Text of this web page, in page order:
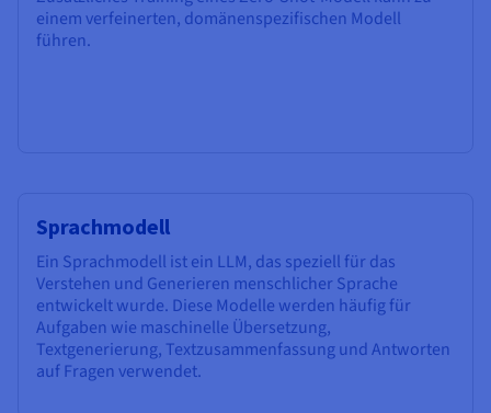
einem verfeinerten, domänenspezifischen Modell
führen.
Sprachmodell
Ein Sprachmodell ist ein LLM, das speziell für das
Verstehen und Generieren menschlicher Sprache
entwickelt wurde. Diese Modelle werden häufig für
Aufgaben wie maschinelle Übersetzung,
Textgenerierung, Textzusammenfassung und Antworten
auf Fragen verwendet.